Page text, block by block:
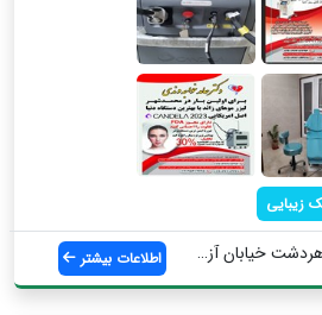
زیبایی
خیابان آزادی... اطلاعات بیشتر